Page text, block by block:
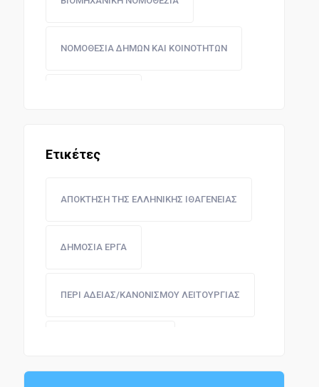
ΝΟΜΟΘΕΣΙΑ ΔΗΜΩΝ ΚΑΙ ΚΟΙΝΟΤΗΤΩΝ
Ετικέτες
ΑΠΟΚΤΗΣΗ ΤΗΣ ΕΛΛΗΝΙΚΗΣ ΙΘΑΓΕΝΕΙΑΣ
ΔΗΜΟΣΙΑ ΕΡΓΑ
ΠΕΡΙ ΑΔΕΙΑΣ/ΚΑΝΟΝΙΣΜΟΥ ΛΕΙΤΟΥΡΓΙΑΣ